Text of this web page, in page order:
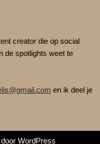
creator die op social
de spotlights weet te
en ik deel je
WordPress